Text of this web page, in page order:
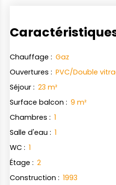
Chauffage : Gaz
Ouvertures : PVC/Double
Séjour : 23 m²
Surface balcon : 9 m²
Chambres : 1
Salle d'eau : 1
WC : 1
Étage : 2
Construction : 1993